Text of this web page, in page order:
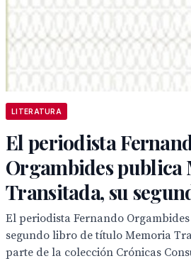
LITERATURA
El periodista
Orgambides publica
Transitada, su
El periodista Fernando
segundo libro de título Memoria
parte de la colección Crónicas